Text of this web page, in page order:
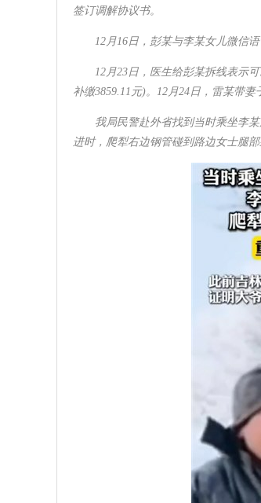
签订调解协议书。
12月16日，彭某与李某女儿微信
12月23日，医生给彭某拆线表示
补缴3859.11元)。12月24日，雷某带
我局民警赴外省找到当时乘坐李
进时，爬犁右边钢管碰到路边女士腿